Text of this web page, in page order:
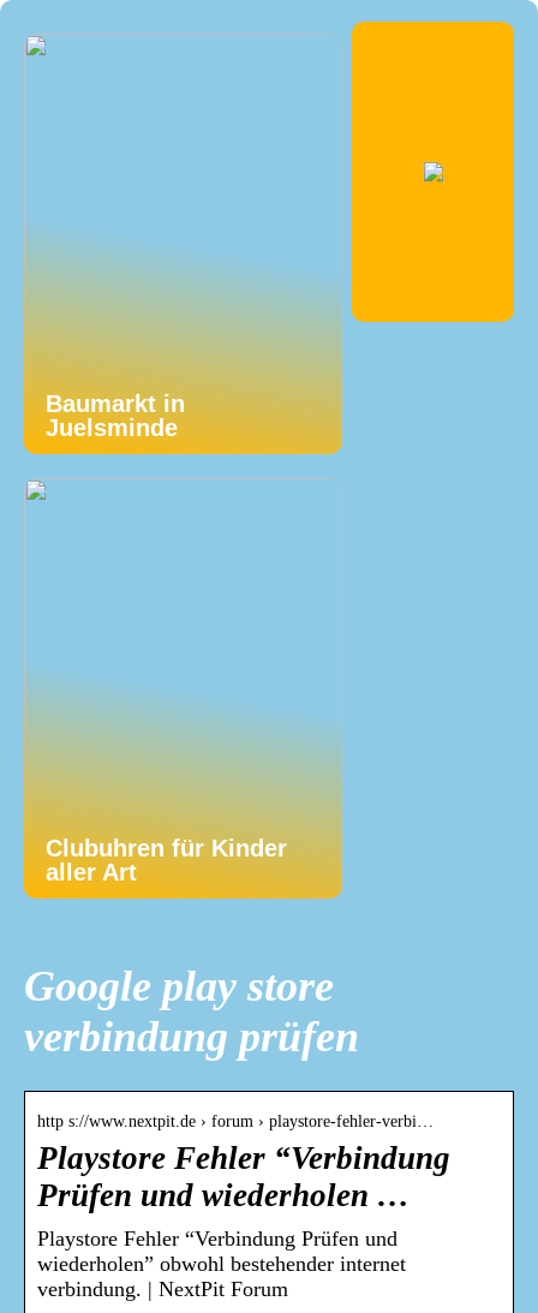
Baumarkt in
Juelsminde
Clubuhren für Kinder
aller Art
Google play store
verbindung prüfen
http s://www.nextpit.de › forum › playstore-fehler-verbi…
Playstore Fehler “Verbindung
Prüfen und wiederholen …
Playstore Fehler “Verbindung Prüfen und
wiederholen” obwohl bestehender internet
verbindung. | NextPit Forum